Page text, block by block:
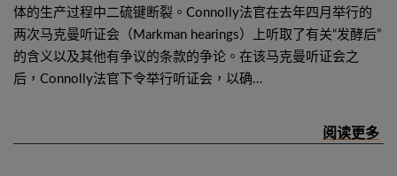
体的生产过程中二硫键断裂。Connolly法官在去年四月举行的
两次马克曼听证会（Markman hearings）上听取了有关“发酵后”
的含义以及其他有争议的条款的争论。在该马克曼听证会之
后，Connolly法官下令举行听证会，以确…